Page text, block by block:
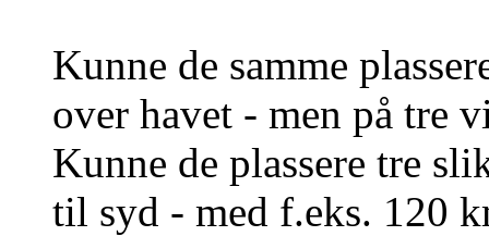
Kunne de samme
over havet - men på tre
Kunne de plassere tre
til syd - med f.eks. 120